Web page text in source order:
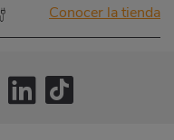
Conocer la tienda